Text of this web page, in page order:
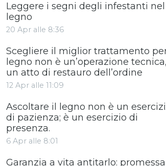
Leggere i segni degli infestanti nel
legno
20 Apr alle 8:36
Scegliere il miglior trattamento
legno non è un’operazione
un atto di restauro dell’ordine
12 Apr alle 11:09
Ascoltare il legno non è un
di pazienza; è un esercizio di
presenza.
6 Apr alle 8:01
Garanzia a vita antitarlo: promessa